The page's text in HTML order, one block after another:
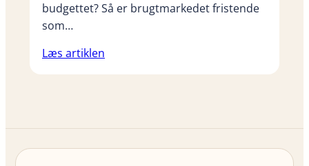
budgettet? Så er brugtmarkedet fristende
som…
Læs artiklen